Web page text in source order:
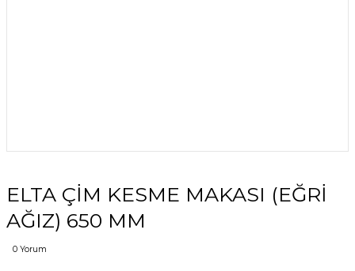
ELTA ÇİM KESME MAKASI (EĞRİ
AĞIZ) 650 MM
0 Yorum